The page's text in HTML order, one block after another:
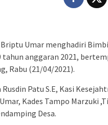
Umar menghadiri
anggaran 2021,
Rabu (21/04/2021).
Patu S.E, Kasi
Kades Tampo Marzuki
Desa.